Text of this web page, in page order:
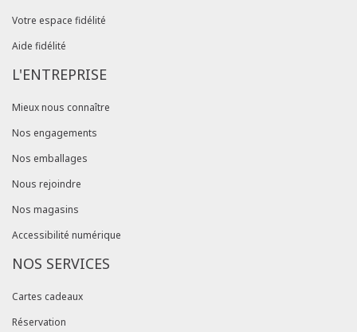
Votre espace fidélité
Aide fidélité
L'ENTREPRISE
Mieux nous connaître
Nos engagements
Nos emballages
Nous rejoindre
Nos magasins
Accessibilité numérique
NOS SERVICES
Cartes cadeaux
Réservation